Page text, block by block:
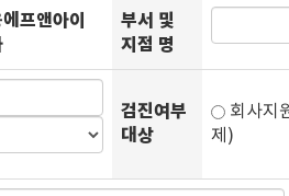
프앤아이
부서 및
지점 명
검진여부
대상
회사
제)